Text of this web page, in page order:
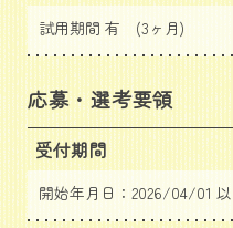
試用期間 有 (3ヶ月)
応募・選考要領
受付期間
開始年月日：2026/04/01